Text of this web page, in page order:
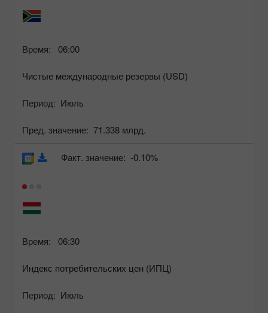
Время: 06:00
Чистые международные резервы (USD)
Период: Июль
Пред. значение: 71.338 млрд.
Время: 06:30
Индекс потребительских цен (ИПЦ)
Период: Июль
Факт. значение: -0.10%